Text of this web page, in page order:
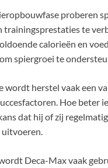
proberen
trainingsprestaties te
calorieën en
spiergroei te
wordt herstel vaak een
Hoe beter
dat hij of zij
Deca-Max vaak